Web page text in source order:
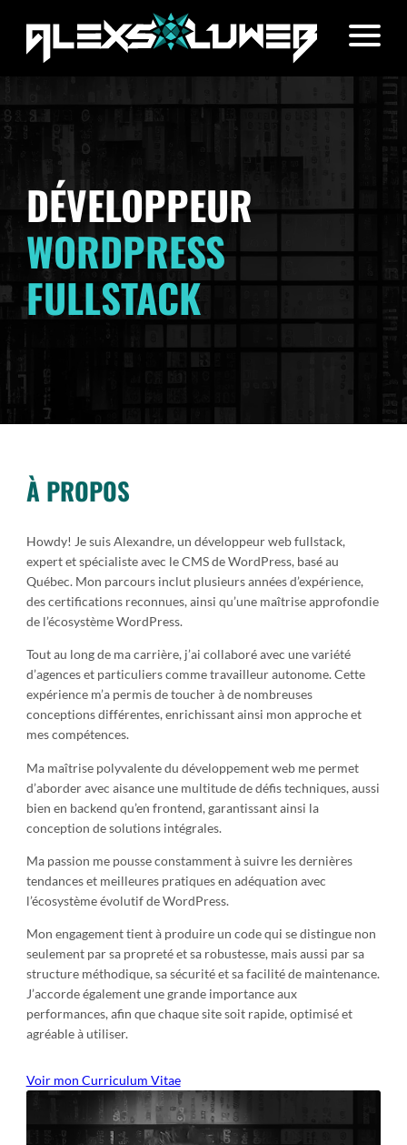
DÉVELOPPEUR
WORDPRESS
FULLSTACK
À PROPOS
Howdy! Je suis Alexandre, un développeur web fullstack,
expert et spécialiste avec le CMS de WordPress, basé au
Québec. Mon parcours inclut plusieurs années d’expérience,
des certifications reconnues, ainsi qu’une maîtrise approfondie
de l’écosystème WordPress.
Tout au long de ma carrière, j’ai collaboré avec une variété
d’agences et particuliers comme travailleur autonome. Cette
expérience m’a permis de toucher à de nombreuses
conceptions différentes, enrichissant ainsi mon approche et
mes compétences.
Ma maîtrise polyvalente du développement web me permet
d’aborder avec aisance une multitude de défis techniques, aussi
bien en backend qu’en frontend, garantissant ainsi la
conception de solutions intégrales.
Ma passion me pousse constamment à suivre les dernières
tendances et meilleures pratiques en adéquation avec
l’écosystème évolutif de WordPress.
Mon engagement tient à produire un code qui se distingue non
seulement par sa propreté et sa robustesse, mais aussi par sa
structure méthodique, sa sécurité et sa facilité de maintenance.
J’accorde également une grande importance aux
performances, afin que chaque site soit rapide, optimisé et
agréable à utiliser.
Voir mon Curriculum Vitae